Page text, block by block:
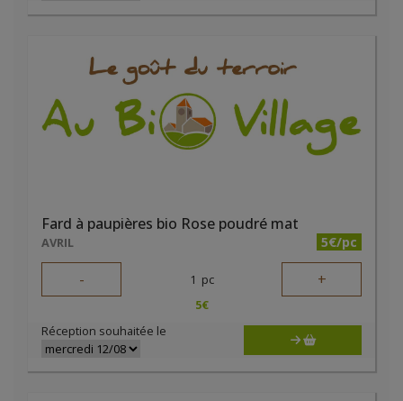
Fard à paupières bio Rose poudré mat
AVRIL 5€/pc
- 1 pc +
5€
Réception souhaitée le